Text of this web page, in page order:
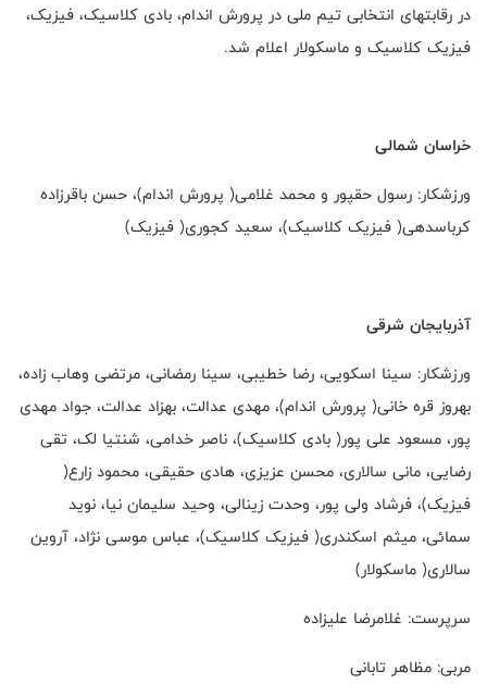
در رقابتهای انتخابی تیم ملی در پرورش اندام، بادی کلاسیک، فیزیک،
فیزیک کلاسیک و ماسکولار اعلام شد.
خراسان شمالی
ورزشکار: رسول حقپور و محمد غلامی( پرورش اندام)، حسن باقرزاده
کرباسدهی( فیزیک کلاسیک)، سعید کجوری( فیزیک)
آذربایجان شرقی
ورزشکار: سینا اسکویی، رضا خطیبی، سینا رمضانی، مرتضی وهاب زاده،
بهروز قره خانی( پرورش اندام)، مهدی عدالت، بهزاد عدالت، جواد مهدی
پور، مسعود علی پور( بادی کلاسیک)، ناصر خدامی، شنتیا لک، تقی
رضایی، مانی سالاری، محسن عزیزی، هادی حقیقی، محمود زارع(
فیزیک)، فرشاد ولی پور، وحدت زینالی، وحید سلیمان نیا، نوید
سمائی، میثم اسکندری( فیزیک کلاسیک)، عباس موسی نژاد، آروین
سالاری( ماسکولار)
سرپرست: غلامرضا علیزاده
مربی: مظاهر تابانی